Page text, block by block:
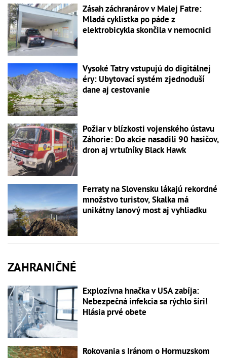
Zásah záchranárov v Malej Fatre:
Mladá cyklistka po páde z
elektrobicykla skončila v nemocnici
Vysoké Tatry vstupujú do digitálnej
éry: Ubytovací systém zjednoduší
dane aj cestovanie
Požiar v blízkosti vojenského ústavu
Záhorie: Do akcie nasadili 90 hasičov,
dron aj vrtuľníky Black Hawk
Ferraty na Slovensku lákajú rekordné
množstvo turistov, Skalka má
unikátny lanový most aj vyhliadku
ZAHRANIČNÉ
Explozívna hnačka v USA zabíja:
Nebezpečná infekcia sa rýchlo šíri!
Hlásia prvé obete
Rokovania s Iránom o Hormuzskom